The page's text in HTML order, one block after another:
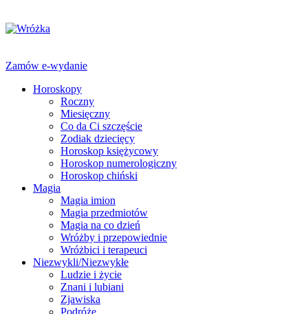
Zamów e-wydanie
Horoskopy
Roczny
Miesięczny
Co da Ci szczęście
Zodiak dziecięcy
Horoskop księżycowy
Horoskop numerologiczny
Horoskop chiński
Magia
Magia imion
Magia przedmiotów
Magia na co dzień
Wróżby i przepowiednie
Wróżbici i terapeuci
Niezwykli/Niezwykłe
Ludzie i życie
Znani i lubiani
Zjawiska
Podróże